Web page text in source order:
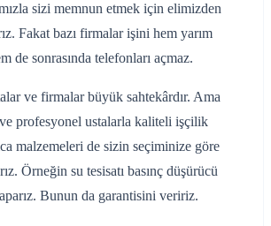
sizi memnun etmek için elimizden
Fakat bazı firmalar işini hem yarım
de sonrasında telefonları açmaz.
ve firmalar büyük sahtekârdır. Ama
profesyonel ustalarla kaliteli işçilik
malzemeleri de sizin seçiminize göre
Örneğin su tesisatı basınç düşürücü
Bunun da garantisini veririz.